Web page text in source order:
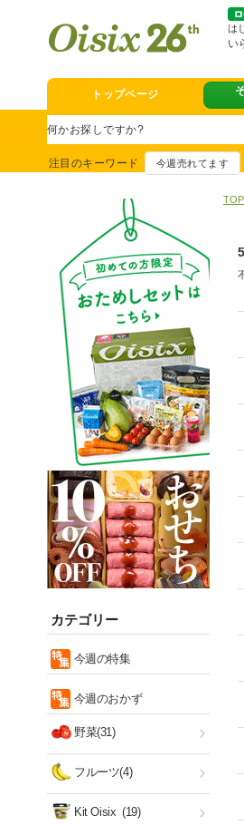
は
い
トップページ
注目のキーワード 今週売れてます
TOP
カテゴリー
今週の特集
今週のおかず
野菜(31)
フルーツ(4)
Kit Oisix (19)